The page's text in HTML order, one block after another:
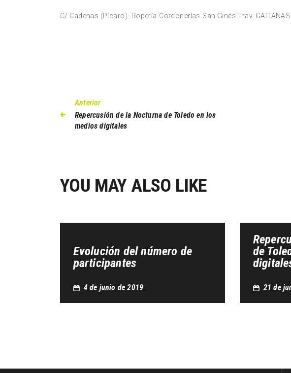
C/ Cadenas (Pícaro)- Ropería-Cordonerías-San Ginés-Trav.
Previous post:
Anterior
Repercusión de la Nocturna de Toledo en los
medios digitales
YOU MAY ALSO LIKE
Evolución del número de
participantes
4 de junio de 2019
de
21 de